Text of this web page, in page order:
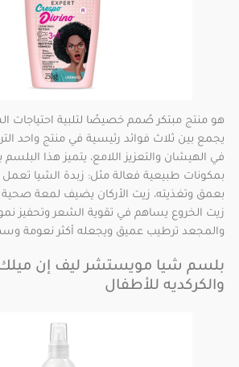
هو منتج مبتكر صُمم خصيصًا لتلبية احتياجات
يجمع بين ثلاث فوائد رئيسية في منتج واحد
في الهيشان والتعزيز اللامع، يتميز هذا البلسم
بمكونات طبيعية فعالة مثل: زبدة الشيا
بعمق وتغذيته، زيت الأركان يضيف لمعة
زيت الخروع يساهم في تقوية الشعر وتحفيز
والمجعد ترطيب عميق ويجعله أكثر نعومة
بلسم شيا مويستشر ليف إن ميلك
والكركديه للأطفال